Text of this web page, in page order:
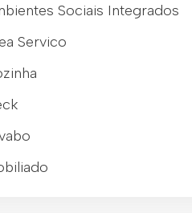
Sociais Integrados
Servico